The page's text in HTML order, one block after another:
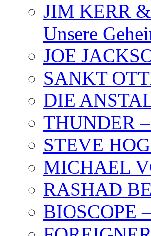
JIM KERR
Unsere
JOE
SANKT
DIE
THUNDER
STEVE
MICHAEL
RASHAD
BIOSCOPE